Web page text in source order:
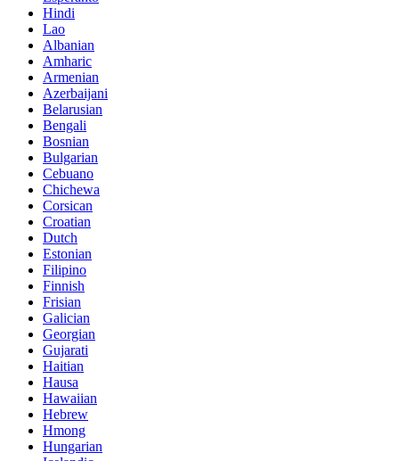
Hindi
Lao
Albanian
Amharic
Armenian
Azerbaijani
Belarusian
Bengali
Bosnian
Bulgarian
Cebuano
Chichewa
Corsican
Croatian
Dutch
Estonian
Filipino
Finnish
Frisian
Galician
Georgian
Gujarati
Haitian
Hausa
Hawaiian
Hebrew
Hmong
Hungarian